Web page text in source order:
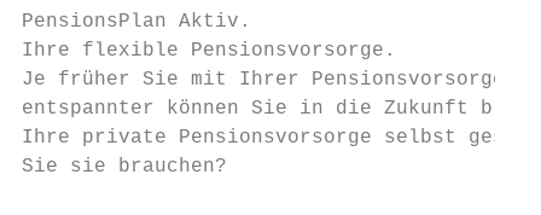
PensionsPlan Aktiv.
Ihre flexible Pensionsvorsorge.
Je früher Sie mit Ihrer Pensionsvorsorge
entspannter können Sie in die Zukunft
Ihre private Pensionsvorsorge selbst
Sie sie brauchen?